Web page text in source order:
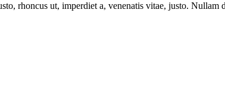
rhoncus ut, imperdiet a, venenatis vitae, justo. Nullam